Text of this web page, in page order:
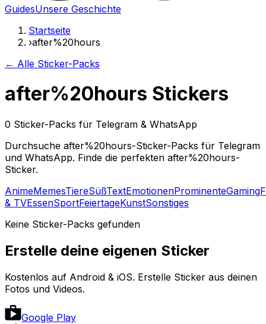
GuidesUnsere Geschichte
Startseite
›after%20hours
← Alle Sticker-Packs
after%20hours Stickers
0 Sticker-Packs für Telegram & WhatsApp
Durchsuche after%20hours-Sticker-Packs für Telegram
und WhatsApp. Finde die perfekten after%20hours-
Sticker.
AnimeMemesTiereSüßTextEmotionenProminenteGaming
& TVEssenSportFeiertageKunstSonstiges
Keine Sticker-Packs gefunden
Erstelle deine eigenen Sticker
Kostenlos auf Android & iOS. Erstelle Sticker aus deinen
Fotos und Videos.
Google Play